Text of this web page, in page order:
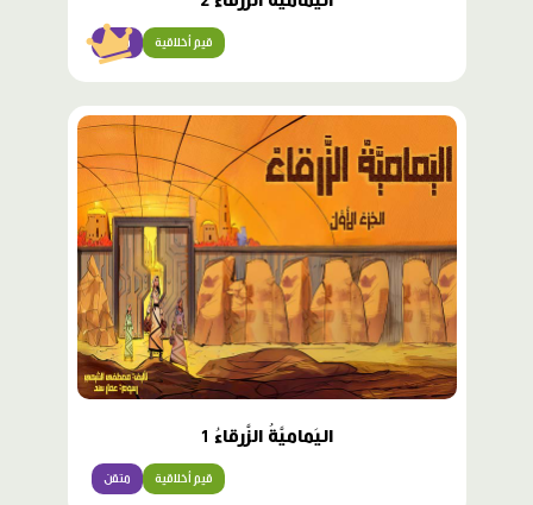
متقن قيم أخلاقية
اليَماميَّةُ الزَّرقاءُ 1
متقن قيم أخلاقية